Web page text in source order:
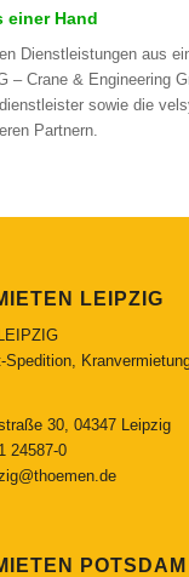
einer Hand
Dienstleistungen aus
– Crane & Engineering
sowie die
Partnern.
LEIPZIG
Spedition,
30, 04347 Leipzig
24587-0